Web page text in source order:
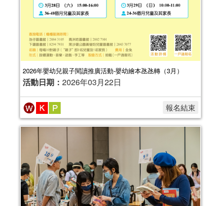
2026年嬰幼兒親子閱讀推廣活動-嬰幼繪本氹氹轉（3月）
活動日期： 2026年03月22日
報名結束